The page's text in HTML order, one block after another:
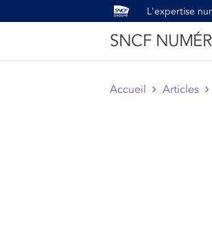
L'expertise
SNCF
Accueil Articles